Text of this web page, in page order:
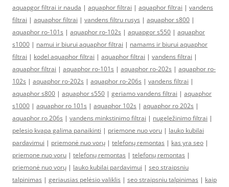
aquapgor filtrai ir nauda | aquaphor filtrai | aquaphor filtrai | vandens
filtrai | aquaphor filtrai | vandens filtru rusys | aquaphor s800 |
aquaphor ro-101s | aquaphor ro-102s | aquapgor s550 | aquaphor
s1000 | namui ir biurui aquaphor filtrai | namams ir biurui aquaphor
filtrai | kodel aquaphor filtrai | aquaphor filtrai | vandens filtrai |
aquaphor filtrai | aquaphor ro-101s | aquaphor ro-202s | aquaphor ro-
102s | aquaphor ro-202s | aquaphor ro-206s | vandens filtrai |
aquaphor s800 | aquaphor s550 | geriamo vandens filtrai | aquaphor
s1000 | aquaphor ro 101s | aquaphor 102s | aquaphor ro 202s |
aquaphor ro 206s | vandens minkstinimo filtrai | nugeležinimo filtrai |
pelesio kvapa galima panaikinti | priemone nuo voru | lauko kubilai
pardavimui | priemonė nuo vorų | telefonų remontas | kas yra seo |
priemone nuo voru | telefonų remontas | telefonų remontas |
priemonė nuo vorų | lauko kubilai pardavimui | seo straipsniu
talpinimas | geriausias pelėsio valiklis | seo straipsniu talpinimas | kaip